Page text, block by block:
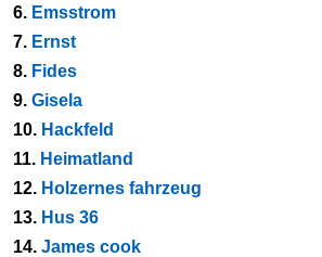
6. Emsstrom
7. Ernst
8. Fides
9. Gisela
10. Hackfeld
11. Heimatland
12. Holzernes fahrzeug
13. Hus 36
14. James cook